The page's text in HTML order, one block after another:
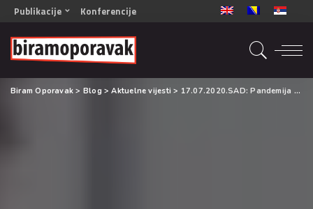
Publikacije
OPORAVAK- Naš zajednički cilj BiH/CG
OPORAVAK- Naš zajednički cilj SRB
RECOVERY- Our common goal ENG
OPORAVAK- Naš zajednički cilj 2
Konferencije
Biram Oporavak > Blog >Aktuelne vijesti > 17.07.2020.SAD: Pandemija menja tretman zavisnosti, kako na bolje tako i na gore